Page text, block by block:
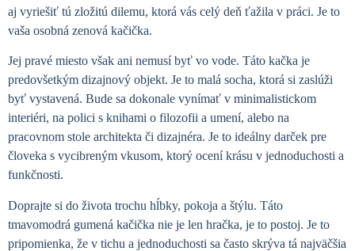
aj vyriešiť tú zložitú dilemu, ktorá vás celý deň ťažila v práci. Je to
vaša osobná zenová kačička.
Jej pravé miesto však ani nemusí byť vo vode. Táto kačka je
predovšetkým dizajnový objekt. Je to malá socha, ktorá si zaslúži
byť vystavená. Bude sa dokonale vynímať v minimalistickom
interiéri, na polici s knihami o filozofii a umení, alebo na
pracovnom stole architekta či dizajnéra. Je to ideálny darček pre
človeka s vycibreným vkusom, ktorý ocení krásu v jednoduchosti a
funkčnosti.
Doprajte si do života trochu hĺbky, pokoja a štýlu. Táto
tmavomodrá gumená kačička nie je len hračka, je to postoj. Je to
pripomienka, že v tichu a jednoduchosti sa často skrýva tá najväčšia